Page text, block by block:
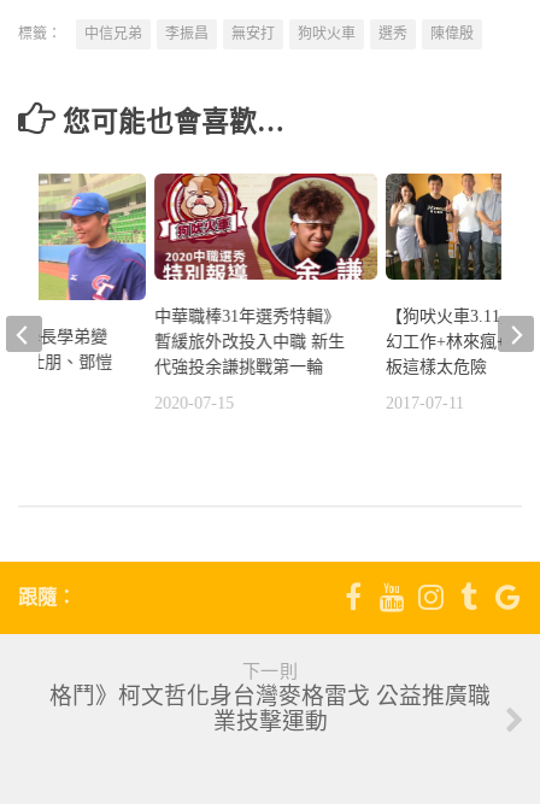
標籤： 中信兄弟 李振昌 無安打 狗吠火車 選秀 陳偉殷
您可能也會喜歡…
中華職棒31年選秀特輯》
暫緩旅外改投入中職 新生
代強投余謙挑戰第一輪
2020-07-15
【狗吠火車3.11】
幻工作+林來瘋+衣
板這樣太危險
2017-07-11
苑學長學弟變
陳仕朋、鄧愷
跟隨：
下一則
格鬥》柯文哲化身台灣麥格雷戈 公益推廣職
業技擊運動